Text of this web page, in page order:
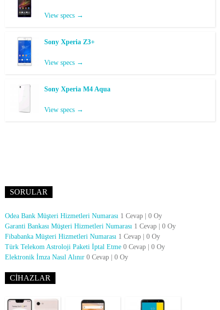
View specs →
Sony Xperia Z3+
View specs →
Sony Xperia M4 Aqua
View specs →
SORULAR
Odea Bank Müşteri Hizmetleri Numarası 1 Cevap
0 Oy
Garanti Bankası Müşteri Hizmetleri Numarası 1 Cevap
0 Oy
Fibabanka Müşteri Hizmetleri Numarası 1 Cevap
0 Oy
Türk Telekom Astroloji Paketi İptal Etme 0 Cevap
0 Oy
Elektronik İmza Nasıl Alınır 0 Cevap 0 Oy
CIHAZLAR